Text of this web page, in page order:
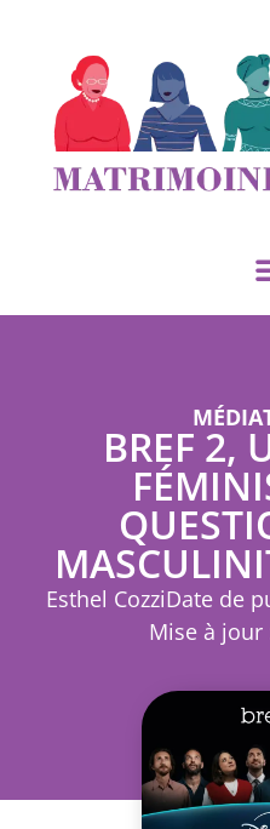
BREF 2,
Esthel CozziDate de
Mise à jour